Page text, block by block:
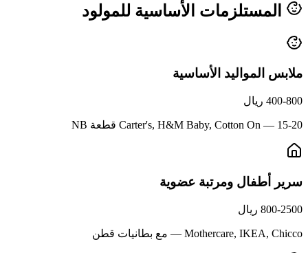
المستلزمات الأساسية للمولود
ملابس المواليد الأساسية
400-800 ريال
Carter's, H&M Baby, Cotton On — 15-20 قطعة NB
سرير أطفال ومرتبة عضوية
800-2500 ريال
Mothercare, IKEA, Chicco — مع بطانيات قطن